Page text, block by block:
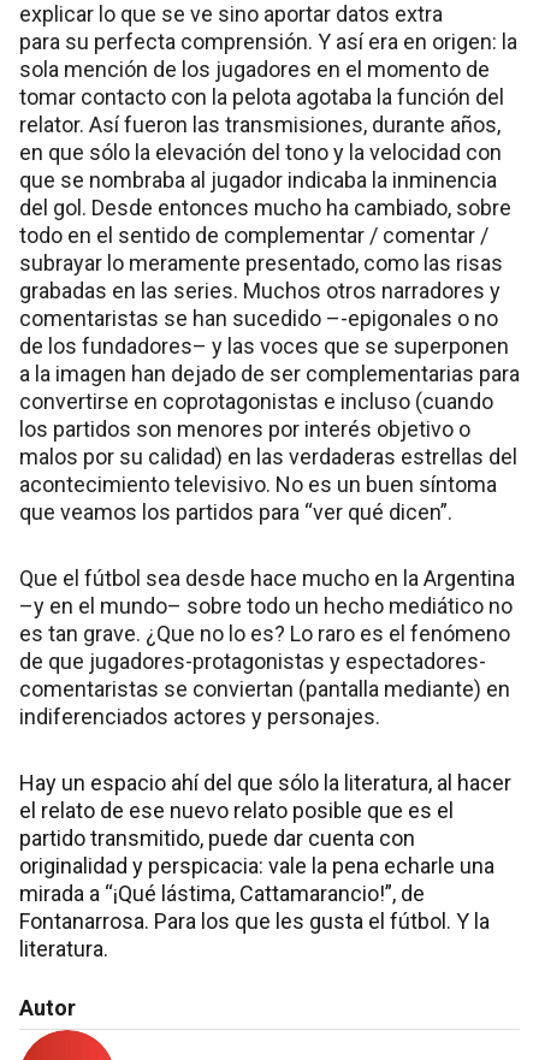
explicar lo que se ve sino aportar datos extra
para su perfecta comprensión. Y así era en origen: la
sola mención de los jugadores en el momento de
tomar contacto con la pelota agotaba la función del
relator. Así fueron las transmisiones, durante años,
en que sólo la elevación del tono y la velocidad con
que se nombraba al jugador indicaba la inminencia
del gol. Desde entonces mucho ha cambiado, sobre
todo en el sentido de complementar / comentar /
subrayar lo meramente presentado, como las risas
grabadas en las series. Muchos otros narradores y
comentaristas se han sucedido –-epigonales o no
de los fundadores– y las voces que se superponen
a la imagen han dejado de ser complementarias para
convertirse en coprotagonistas e incluso (cuando
los partidos son menores por interés objetivo o
malos por su calidad) en las verdaderas estrellas del
acontecimiento televisivo. No es un buen síntoma
que veamos los partidos para “ver qué dicen”.
Que el fútbol sea desde hace mucho en la Argentina
–y en el mundo– sobre todo un hecho mediático no
es tan grave. ¿Que no lo es? Lo raro es el fenómeno
de que jugadores-protagonistas y espectadores-
comentaristas se conviertan (pantalla mediante) en
indiferenciados actores y personajes.
Hay un espacio ahí del que sólo la literatura, al hacer
el relato de ese nuevo relato posible que es el
partido transmitido, puede dar cuenta con
originalidad y perspicacia: vale la pena echarle una
mirada a “¡Qué lástima, Cattamarancio!”, de
Fontanarrosa. Para los que les gusta el fútbol. Y la
literatura.
Autor